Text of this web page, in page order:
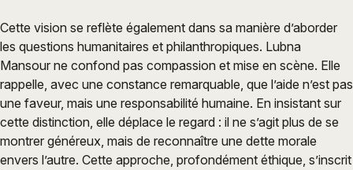
Cette vision se reflète également dans sa manière d’aborder
les questions humanitaires et philanthropiques. Lubna
Mansour ne confond pas compassion et mise en scène. Elle
rappelle, avec une constance remarquable, que l’aide n’est pas
une faveur, mais une responsabilité humaine. En insistant sur
cette distinction, elle déplace le regard : il ne s’agit plus de se
montrer généreux, mais de reconnaître une dette morale
envers l’autre. Cette approche, profondément éthique, s’inscrit